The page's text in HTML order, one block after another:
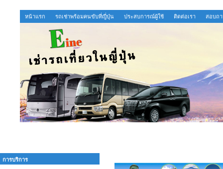
หน้าแรก รถเช่าพร้อมคนขับที่ญี่ปุ่น ประสบการณ์ผู้ใช้ ติดต่อเรา สอบถ
การบริการ